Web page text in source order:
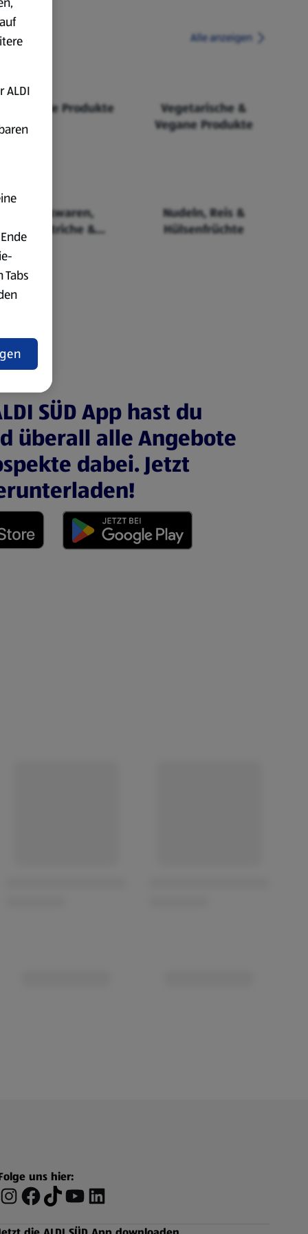
Alle anzeigen
Fairtrade Produkte
Vegetarische &
Vegane Produkte
Backwaren,
Aufstriche &
Nudeln, Reis &
Hülsenfrüchte
SÜD App hast du
überall alle Angebote
dabei. Jetzt
uns hier:
ALDI